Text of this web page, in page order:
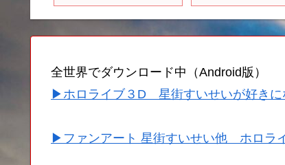
Devilman
Anime
全世界でダウンロード中（Android版）
▶ホロライブ３D 星街すいせいが好きに
▶ファンアート 星街すいせい他 ホロラ